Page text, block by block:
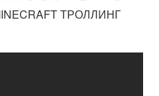
ТРОЛЛИНГ